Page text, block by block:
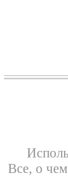
Все, о